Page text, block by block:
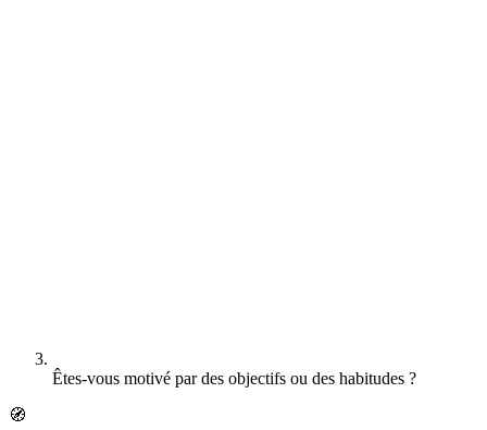
Êtes-vous motivé par des objectifs ou des habitudes ?
🧭